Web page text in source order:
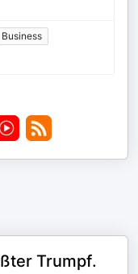
Business
Trumpf.